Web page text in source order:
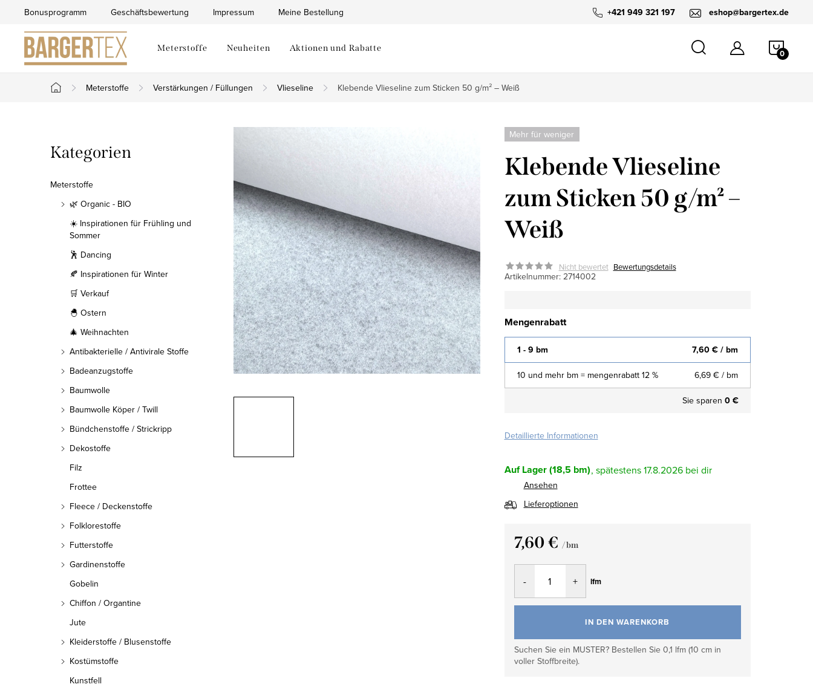
springen
+421 949 321 197 eshop@bargertex.de
Bonusprogramm Geschäftsbewertung Impressum Meine Bestellung
Meterstoffe Neuheiten Aktionen und Rabatte
Startseite
Meterstoffe Verstärkungen / Füllungen Vlieseline Klebende Vlieseline zum Sticken 50 g/m² – Weiß
e
i
Kategorien
überspringen
Kategorien
Meterstoffe
🌿 Organic - BIO
☀️ Inspirationen für Frühling und
Sommer
🕺 Dancing
🍂 Inspirationen für Winter
🛒 Verkauf
🐣 Ostern
🎄 Weihnachten
Antibakterielle / Antivirale Stoffe
Badeanzugstoffe
Baumwolle
Baumwolle Köper / Twill
Bündchenstoffe / Strickripp
Dekostoffe
Filz
Frottee
Fleece / Deckenstoffe
Folklorestoffe
Futterstoffe
Gardinenstoffe
Gobelin
Chiffon / Organtine
Jute
Kleiderstoffe / Blusenstoffe
Kostümstoffe
Kunstfell
Mehr für weniger
Klebende Vlieseline
zum Sticken 50 g/m² –
Weiß
Nicht bewertet Bewertungsdetails
Artikelnummer: 2714002
Mengenrabatt
1 - 9 bm 7,60 €/ bm
10 und mehr bm = mengenrabatt 12 % 6,69 € / bm
Sie sparen 0 €
Detaillierte Informationen
Auf Lager(18,5 bm) 17.8.2026
Ansehen
Lieferoptionen
7,60 € / bm
Verkaufspreis:
lfm
IN DEN WARENKORB
Suchen Sie ein MUSTER? Bestellen Sie 0,1 lfm (10 cm in
voller Stoffbreite).